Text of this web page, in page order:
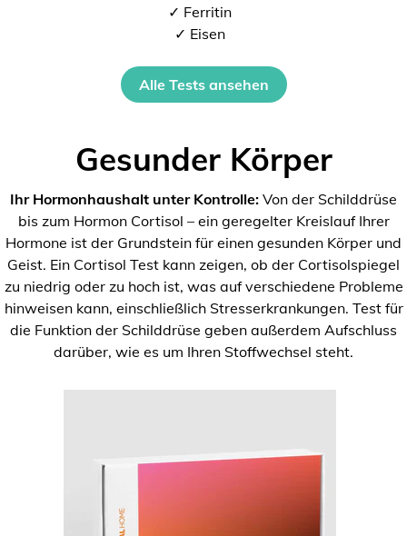
✓ Ferritin
✓ Eisen
Alle Tests ansehen
Gesunder Körper
Ihr Hormonhaushalt unter Kontrolle: Von der Schilddrüse
bis zum Hormon Cortisol – ein geregelter Kreislauf Ihrer
Hormone ist der Grundstein für einen gesunden Körper und
Geist. Ein Cortisol Test kann zeigen, ob der Cortisolspiegel
zu niedrig oder zu hoch ist, was auf verschiedene Probleme
hinweisen kann, einschließlich Stresserkrankungen. Test für
die Funktion der Schilddrüse geben außerdem Aufschluss
darüber, wie es um Ihren Stoffwechsel steht.